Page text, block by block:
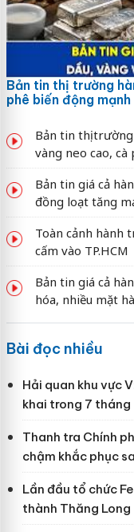
Bản tin thị trường
phê biến động mạnh
Bản tin thị
vàng neo cao,
Bản tin giá cả
đồng loạt tăng
Toàn cảnh hành
cấm vào TP.HCM
Bản tin giá cả
hóa, nhiều mặt
Bài đọc nhiều
Hải quan khu vực
khai trong 7 tháng
Thanh tra Chính
chậm khắc phục
Lần đầu tổ chức
thành Thăng Long